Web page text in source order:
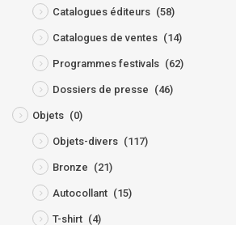
Catalogues éditeurs (58)
Catalogues de ventes (14)
Programmes festivals (62)
Dossiers de presse (46)
Objets (0)
Objets-divers (117)
Bronze (21)
Autocollant (15)
T-shirt (4)